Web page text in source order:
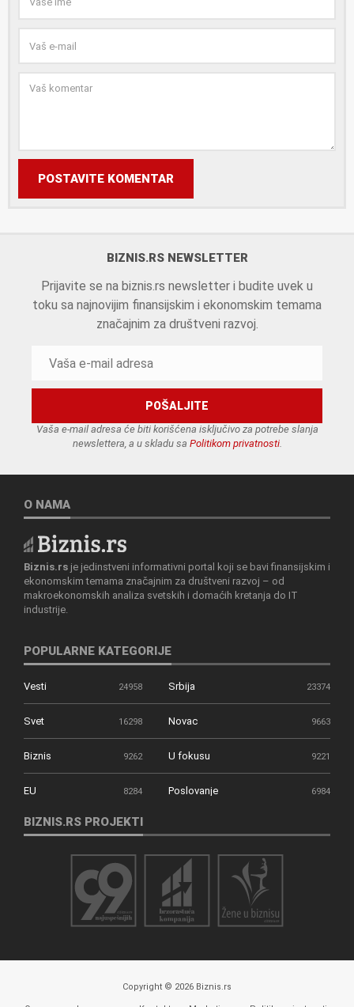
POSTAVITE KOMENTAR
BIZNIS.RS NEWSLETTER
Prijavite se na biznis.rs newsletter i budite uvek u
toku sa najnovijim finansijskim i ekonomskim temama
značajnim za društveni razvoj.
Vaša e-mail adresa će biti korišćena isključivo za potrebe slanja
newslettera, a u skladu sa Politikom privatnosti.
O NAMA
Biznis.rs je jedinstveni informativni portal koji se bavi finansijskim i
ekonomskim temama značajnim za društveni razvoj – od
makroekonomskih analiza svetskih i domaćih kretanja do IT
industrije.
POPULARNE KATEGORIJE
Vesti 24958 Srbija 23374
Svet 16298 Novac 9663
Biznis 9262 U fokusu 9221
EU 8284 Poslovanje 6984
BIZNIS.RS PROJEKTI
Copyright © 2026 Biznis.rs